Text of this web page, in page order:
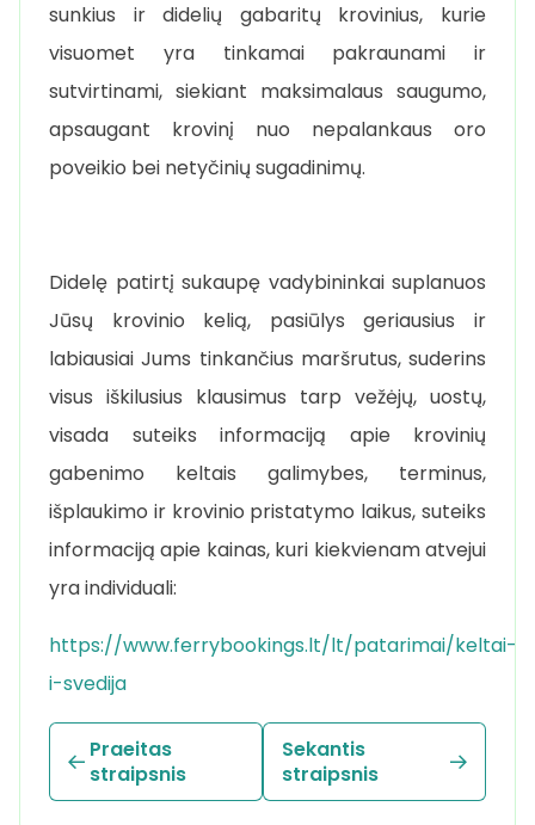
sunkius ir didelių gabaritų krovinius, kurie
visuomet yra tinkamai pakraunami ir
sutvirtinami, siekiant maksimalaus saugumo,
apsaugant krovinį nuo nepalankaus oro
poveikio bei netyčinių sugadinimų.
Didelę patirtį sukaupę vadybininkai suplanuos
Jūsų krovinio kelią, pasiūlys geriausius ir
labiausiai Jums tinkančius maršrutus, suderins
visus iškilusius klausimus tarp vežėjų, uostų,
visada suteiks informaciją apie krovinių
gabenimo keltais galimybes, terminus,
išplaukimo ir krovinio pristatymo laikus, suteiks
informaciją apie kainas, kuri kiekvienam atvejui
yra individuali:
https://www.ferrybookings.lt/lt/patarimai/keltai-
i-svedija
Praeitas
straipsnis
Sekantis
straipsnis